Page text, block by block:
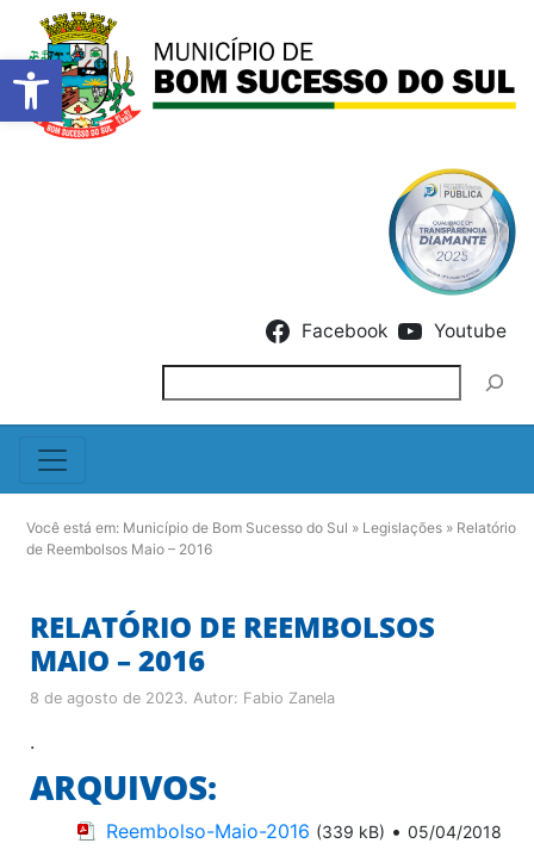
Barra de Ferramentas
Facebook Youtube
Você está em: Município de Bom Sucesso do Sul » Legislações » Relatório
de Reembolsos Maio – 2016
RELATÓRIO DE REEMBOLSOS
MAIO – 2016
8 de agosto de 2023. Autor: Fabio Zanela
.
ARQUIVOS:
Reembolso-Maio-2016 (339 kB) • 05/04/2018